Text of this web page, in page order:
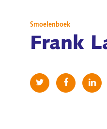
Smoelenboek
Frank